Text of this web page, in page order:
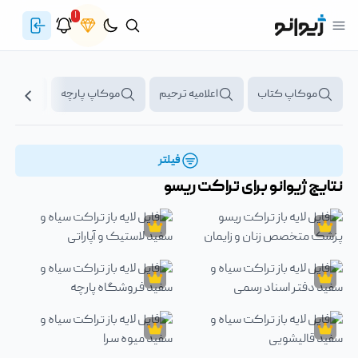
۱
موکاپ کتاب اعلامیه ترحیم موکاپ پارچه
فیلتر
نتایج ژیوانو برایتراکت ریسو
تراکت
فایل لایه باز تراکت ریسو پزشک متخصص زنان و زایمان
تراکت
فایل لایه باز تراکت سیاه و سفید دفتر اسناد رسمی
تراکت
فایل لایه باز تراکت سیاه و سفید آش
تراکت
فایل لایه باز تراکت سیاه و سفید
تراکت
فایل لایه باز تراکت سیاه و سفید